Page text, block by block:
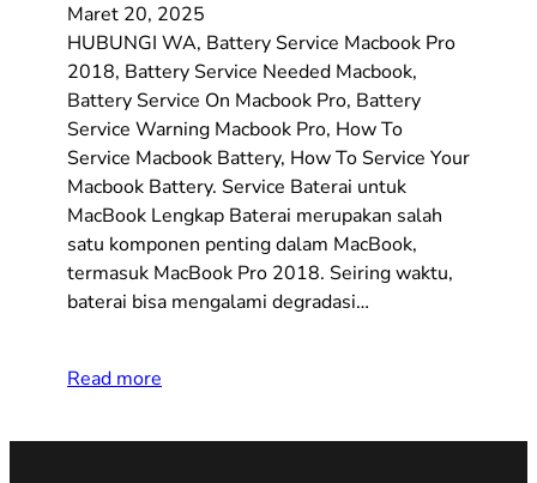
Maret 20, 2025
HUBUNGI WA, Battery Service Macbook Pro
2018, Battery Service Needed Macbook,
Battery Service On Macbook Pro, Battery
Service Warning Macbook Pro, How To
Service Macbook Battery, How To Service Your
Macbook Battery. Service Baterai untuk
MacBook Lengkap Baterai merupakan salah
satu komponen penting dalam MacBook,
termasuk MacBook Pro 2018. Seiring waktu,
baterai bisa mengalami degradasi…
Read more